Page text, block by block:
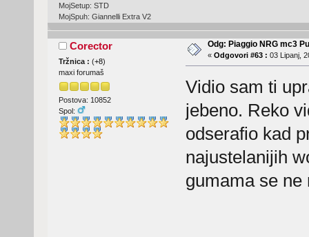
MojSetup: STD
MojSpuh: Giannelli Extra V2
Corector
Tržnica : (+8)
maxi forumaš
Postova: 10852
Spol:
Odg: Piaggio NRG mc3
« Odgovori #63 : 03 Lipanj,
Vidio sam ti
jebeno. Reko
odserafio kad
najustelanijih
gumama se